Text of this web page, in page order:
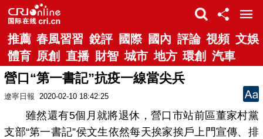
推薦 春風習習 銳評 國際 國內 評論 視頻 文娛
體育 原創 直播 財智 城市 地方 環創 汽車
營口“第一書記”抗疫一線當尖兵
遼寧日報 2020-02-10 18:42:25
雖然還有5個月就將退休，營口市站前區董家村黨
支部“第一書記”侯文生依然每天挨家挨戶上門宣傳、排